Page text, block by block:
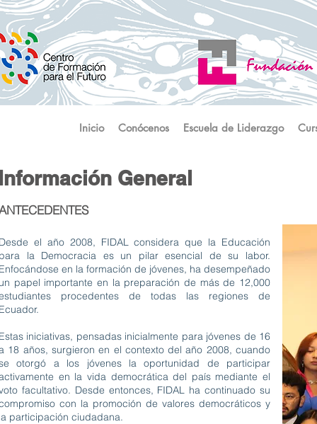
Inicio Conócenos Escuela de Liderazgo
General
el año 2008, FIDAL considera que la Educación
la Democracia es un pilar esencial de su labor.
en la formación de jóvenes, ha desempeñado
papel importante en la preparación de más de 12,000
procedentes de todas las regiones de
iniciativas, pensadas inicialmente para jóvenes de 16
18 años, surgieron en el contexto del año 2008, cuando
otorgó a los jóvenes la oportunidad de participar
en la vida democrática del país mediante el
facultativo. Desde entonces, FIDAL ha continuado su
con la promoción de valores democráticos y
participación ciudadana.